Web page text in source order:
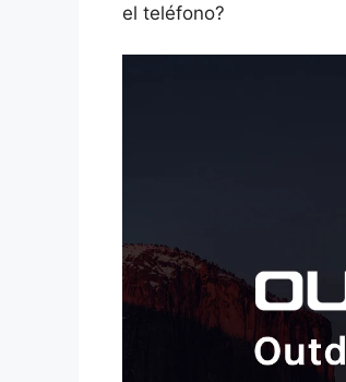
el teléfono?